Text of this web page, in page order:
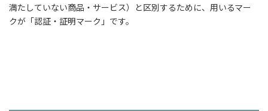
満たしていない商品・サービス）と区別するために、用いるマー
クが「認証・証明マーク」です。